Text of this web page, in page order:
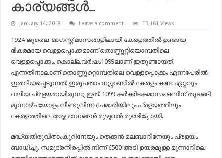
കാര്യങ്ങള്‍…
January 14, 2018 Leave a comment 13,161 Views
1924 ജൂലൈ-ഓഗസ്റ്റ്‌ മാസങ്ങളിലായി കേരളത്തിൽ ഉണ്ടായ
ഭീകരമായ വെള്ളപ്പൊക്കമാണ് തൊണ്ണൂറ്റിയൊമ്പതിലെ
വെള്ളപ്പൊക്കം. കൊല്ലവർഷം1099ലാണ് ഇതുണ്ടായത്
എന്നതിനാലാണ് തൊണ്ണൂറ്റൊമ്പതിലെ വെള്ളപ്പൊക്കം എന്നപേരിൽ
ഇതറിയപ്പെടുന്നത്. ഇരുപതാം നൂറ്റാണ്ടിൽ കേരളം കണ്ട ഏറ്റവും
വലിയ പ്രളയമായിരുന്നു ഇത്. 1099 കർക്കിടകമാസം ഒന്നിന് തുടങ്ങി
മൂന്നാഴ്ചയോളം നീണ്ടുനിന്ന പേമാരിയിലും പ്രളയത്തിലും
കേരളത്തിലെ താഴ്ന്ന ഭാഗങ്ങൾ മുഴുവൻ മുങ്ങിപ്പോയി.
മദ്ധ്യതിരുവിതാംകൂറിനേയും തെക്കൻ മലബാറിനേയും പ്രളയം
ബാധിച്ചു. സമുദ്രനിരപ്പിൽ നിന്ന് 6500 അടി ഉയരമുള്ള മൂന്നാറിലെ